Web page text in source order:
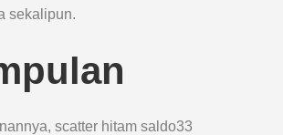
sekalipun.
scatter hitam saldo33